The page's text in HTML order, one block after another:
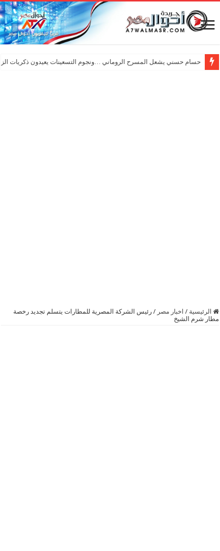
حسام حسني يشعل المسرح الروماني …ونجوم التسعينات يعيدون ذكريات
الرئيسية / اخبار مصر / رئيس الشركة المصرية للمطارات يتسلم تجديد رخصة
مطار شرم الشيخ